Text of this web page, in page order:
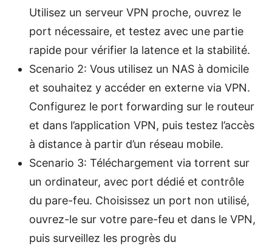
Utilisez un serveur VPN proche, ouvrez le
port nécessaire, et testez avec une partie
rapide pour vérifier la latence et la stabilité.
Scenario 2: Vous utilisez un NAS à domicile
et souhaitez y accéder en externe via VPN.
Configurez le port forwarding sur le routeur
et dans l’application VPN, puis testez l’accès
à distance à partir d’un réseau mobile.
Scenario 3: Téléchargement via torrent sur
un ordinateur, avec port dédié et contrôle
du pare-feu. Choisissez un port non utilisé,
ouvrez-le sur votre pare-feu et dans le VPN,
puis surveillez les progrès du